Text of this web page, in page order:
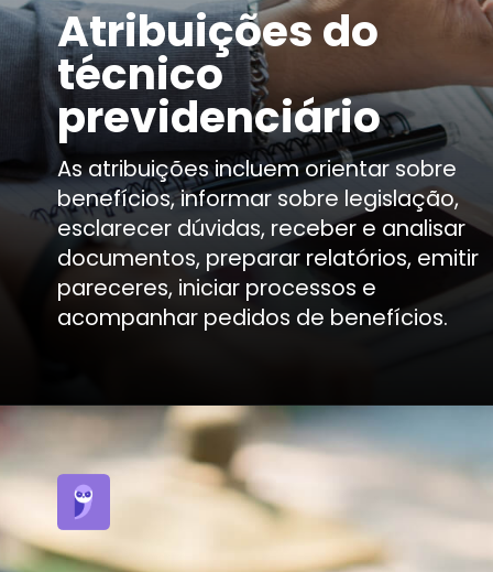
As atribuições incluem orientar sobre
benefícios, informar sobre legislação,
esclarecer dúvidas, receber e analisar
documentos, preparar relatórios, emitir
pareceres, iniciar processos e
acompanhar pedidos de benefícios.
Atribuições do
técnico
previdenciário